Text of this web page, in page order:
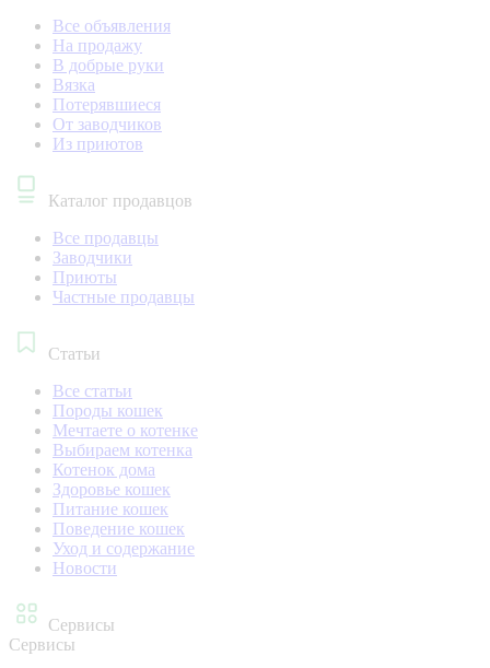
Все объявления
На продажу
В добрые руки
Вязка
Потерявшиеся
От заводчиков
Из приютов
Каталог продавцов
Все продавцы
Заводчики
Приюты
Частные продавцы
Статьи
Все статьи
Породы кошек
Мечтаете о котенке
Выбираем котенка
Котенок дома
Здоровье кошек
Питание кошек
Поведение кошек
Уход и содержание
Новости
Сервисы
Сервисы